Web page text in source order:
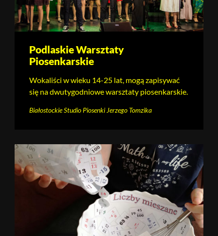
Podlaskie Warsztaty
Piosenkarskie
Wokaliści w wieku 14-25 lat, mogą zapisywać
się na dwutygodniowe warsztaty piosenkarskie.
Białostockie Studio Piosenki Jerzego Tomzika